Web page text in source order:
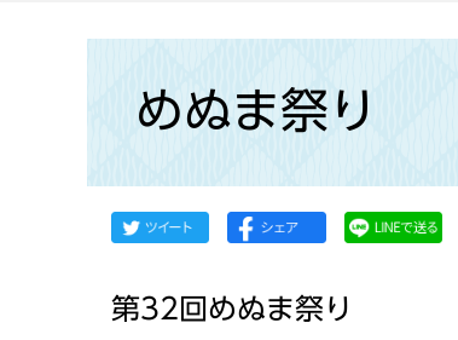
か
めぬま祭り
第32回めぬま祭り